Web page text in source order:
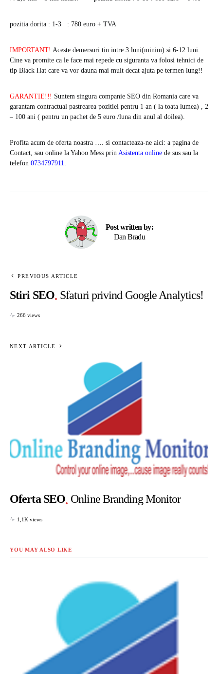
pozitia dorita : 1-3 : 780 euro + TVA
IMPORTANT! Aceste demersuri tin intre 3 luni(minim) si 6-12 luni.
Cine va promite ca le face mai repede cu siguranta va folosi tehnici de
tip Black Hat care va vor dauna mai mult decat ajuta pe termen lung!!
GARANTIE!!! Suntem singura companie SEO din Romania care va
garantam contractual pastrearea pozitiei pentru 1 an ( la toata lumea) , 2
– 100 ani ( pentru un pachet de 5 euro /luna din anul al doilea).
Profita acum de oferta noastra …. si contacteaza-ne aici: a pagina de
Contact, sau online la Yahoo Mess prin Asistenta online de sus sau la
telefon 0734797911
Post written by:
Dan Bradu
PREVIOUS ARTICLE
Stiri SEO Sfaturi privind Google Analytics!
266 views
NEXT ARTICLE
Oferta SEO Online Branding Monitor
1,1K views
YOU MAY ALSO LIKE